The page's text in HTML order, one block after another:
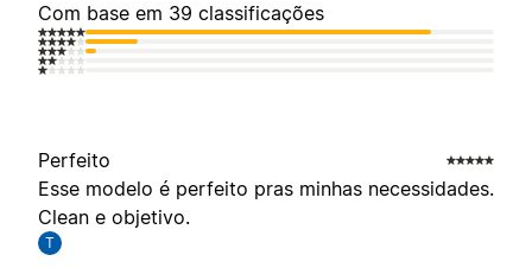
Com base em 39 classificações
Perfeito
Esse modelo é perfeito pras minhas necessidades.
Clean e objetivo.
T